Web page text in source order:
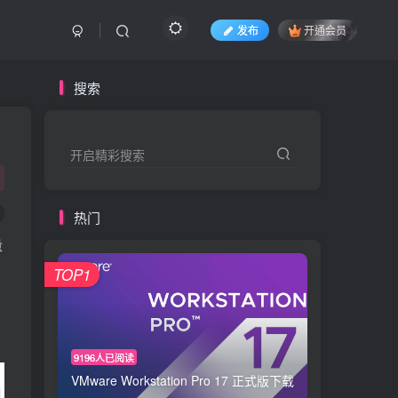
发布 开通会员
搜索
开启精彩搜索
热门
9196人已阅读
VMware Workstation Pro 17 正式版下载
TOP1